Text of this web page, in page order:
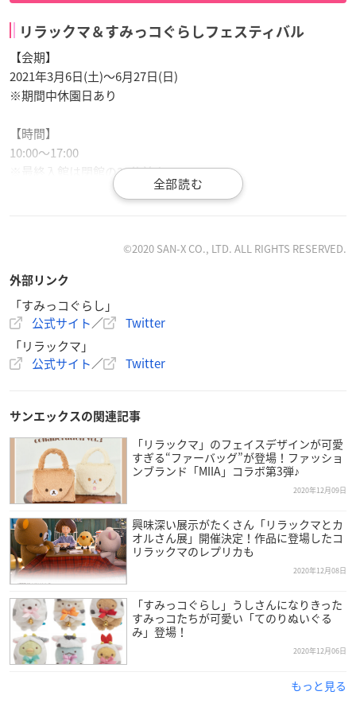
リラックマ＆すみっコぐらしフェスティバル
【会期】
2021年3月6日(土)～6月27日(日)
※期間中休園日あり
【時間】
10:00～17:00
※最終入館は閉館の30分前まで
※ひらかたパークの入園料別途必要
【会場】
ひらかたパーク イベントホールⅠ
【住所】
大阪府枚方市枚方公園町1-1
京阪電車「枚方公園駅」下車 徒歩約3分
【主催】
京阪電車
【協力】
YTV
【監修】
©2020 SAN-X CO., LTD. ALL RIGHTS RESERVED.
外部リンク
「すみっコぐらし」
公式サイト／
Twitter
「リラックマ」
公式サイト／ Twitter
サンエックスの関連記事
「リラックマ」のフェイスデザインが可愛
すぎる“ファーバッグ”が登場！ファッショ
ンブランド「MIIA」コラボ第3弾♪
2020年12月09日
興味深い展示がたくさん「リラックマとカ
オルさん展」開催決定！作品に登場したコ
リラックマのレプリカも
2020年12月08日
「すみっコぐらし」うしさんになりきった
すみっコたちが可愛い「てのりぬいぐる
み」登場！
2020年12月06日
もっと見る